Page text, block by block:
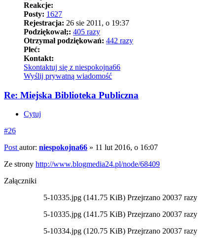
Reakcje:
Posty: 1627
Rejestracja: 26 sie 2011, o 19:37
Podziękował;: 405 razy
Otrzymał podziękowań: 442 razy
Płeć:
Kontakt:
Skontaktuj się z niespokojna66
Wyślij prywatną wiadomość
Re: Miejska Biblioteka Publiczna
Cytuj
#26
Post autor: niespokojna66 » 11 lut 2016, o 16:07
Ze strony http://www.blogmedia24.pl/node/68409
Załączniki
5-10335.jpg (141.75 KiB) Przejrzano 20037 razy
5-10335.jpg (141.75 KiB) Przejrzano 20037 razy
5-10334.jpg (120.75 KiB) Przejrzano 20037 razy